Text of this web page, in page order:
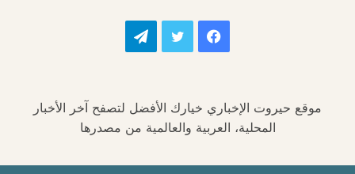
فيسبوك تويتر تيلقرام
موقع حيروت الإخباري خيارك الأفضل لتصفح آخر الأخبار
المحلية، العربية والعالمية من مصدرها